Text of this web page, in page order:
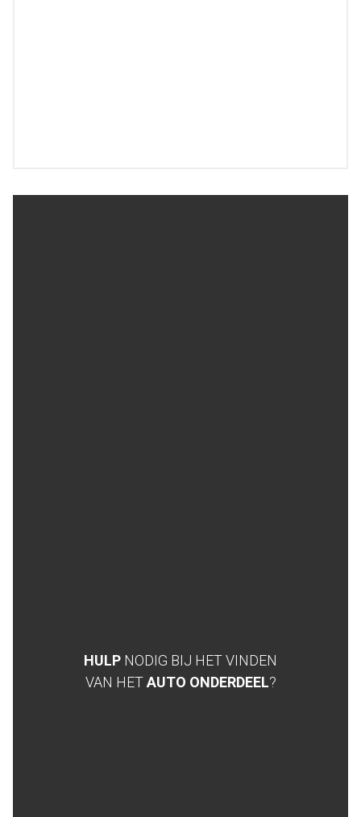
HULP NODIG BIJ HET VINDEN
VAN HETAUTO ONDERDEEL?